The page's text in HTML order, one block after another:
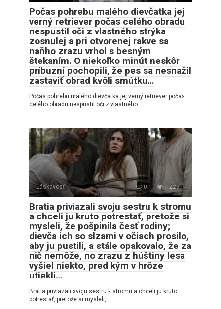
Počas pohrebu malého dievčatka jej
verný retriever počas celého obradu
nespustil oči z vlastného strýka
zosnulej a pri otvorenej rakve sa
naňho zrazu vrhol s besným
štekaním. O niekoľko minút neskôr
príbuzní pochopili, že pes sa nesnažil
zastaviť obrad kvôli smútku…
Počas pohrebu malého dievčatka jej verný retriever počas
celého obradu nespustil oči z vlastného
Láskavosť 0 1 229
Bratia priviazali svoju sestru k stromu
a chceli ju kruto potrestať, pretože si
mysleli, že pošpinila česť rodiny;
dievča ich so slzami v očiach prosilo,
aby ju pustili, a stále opakovalo, že za
nič nemôže, no zrazu z húštiny lesa
vyšiel niekto, pred kým v hrôze
utiekli…
Bratia priviazali svoju sestru k stromu a chceli ju kruto
potrestať, pretože si mysleli,